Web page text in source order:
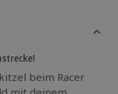
beim Racer